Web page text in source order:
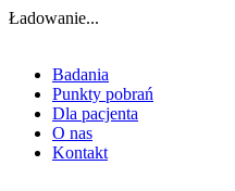
Ładowanie...
Badania
Punkty pobrań
Dla pacjenta
O nas
Kontakt